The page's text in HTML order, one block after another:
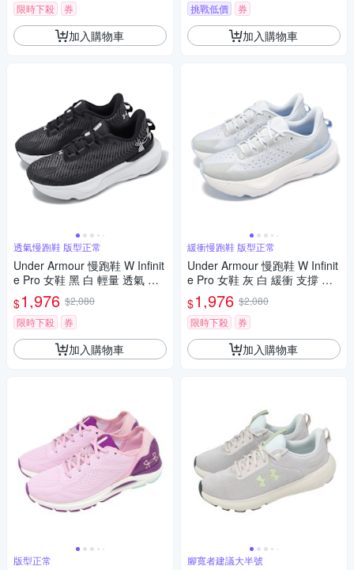
限時下殺
券
加入購物車
透氣慢跑鞋 版型正常
Under Armour 慢跑鞋 W Infinit
e Pro 女鞋 黑 白 輕量 透氣 緩
震 路跑 運動鞋 UA 302720000
1
$1,976 $2,080
限時下殺
券
加入購物車
版型正常
挑戰低價 券
加入購物車
緩衝慢跑鞋 版型正常
Under Armour 慢跑鞋 W Infinit
e Pro 女鞋 灰 白 緩衝 支撐 運
動鞋 UA 3027200106
$1,976 $2,080
限時下殺
券
加入購物車
腳寬者建議大半號